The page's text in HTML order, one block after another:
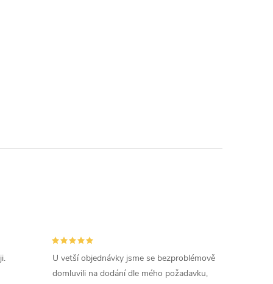
U vetší objednávky jsme se bezproblémově
domluvili na dodání dle mého požadavku,